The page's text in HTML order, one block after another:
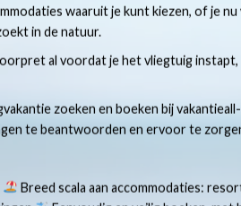
waaruit je kunt kiezen, of je
in de natuur.
al voordat je het vliegtuig
zoeken en boeken bij
te beantwoorden en ervoor te
Breed scala aan accommodaties: